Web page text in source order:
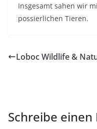
Insgesamt sahen wir
possierlichen Tieren.
Loboc Wildlife &
Schreibe